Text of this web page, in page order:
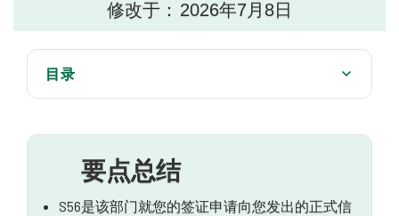
修改于： 2026年7月8日
目录
要点总结
S56是该部门就您的签证申请向您发出的正式信